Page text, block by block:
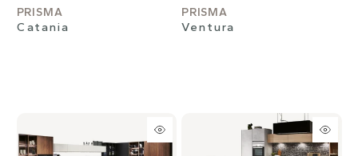
PRISMA
Catania
PRISMA
Ventura